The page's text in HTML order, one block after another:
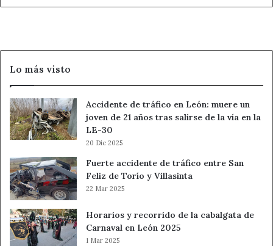
San
Lo más visto
Accidente de tráfico en León: muere un
joven de 21 años tras salirse de la vía en la
LE-30
20 Dic 2025
Fuerte accidente de tráfico entre San
Feliz de Torío y Villasinta
22 Mar 2025
Horarios y recorrido de la cabalgata de
Carnaval en León 2025
1 Mar 2025